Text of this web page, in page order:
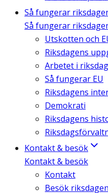
Så fungerar
Så fungerar
Utskotten och
Riksdagens
Arbetet i
Så fungerar EU
Riksdagens
Demokrati
Riksdagens
Kontakt & besök
Kontakt & besök
Kontakt
Besök riksdagen